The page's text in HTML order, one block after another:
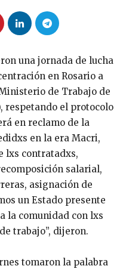
una jornada de lucha
en Rosario a
de Trabajo de
respetando el protocolo
en reclamo de la
en la era Macri,
lxs contratadxs,
salarial,
asignación de
un Estado presente
la comunidad con lxs
trabajo”, dijeron.
tomaron la palabra